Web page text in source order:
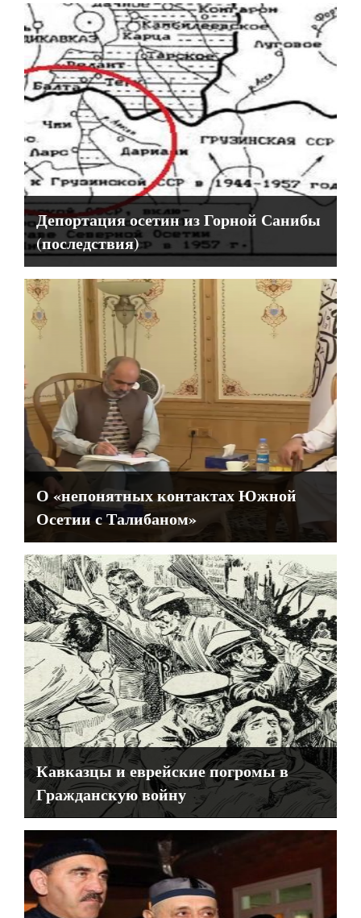
Депортация осетин из Горной Санибы
(последствия)
О «непонятных контактах Южной
Осетии с Талибаном»
Кавказцы и еврейские погромы в
Гражданскую войну